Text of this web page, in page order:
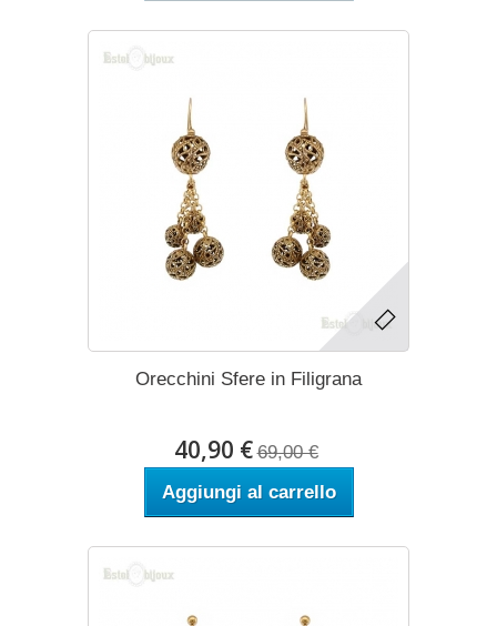
Orecchini Sfere in Filigrana
40,90 € 69,00 €
Aggiungi al carrello